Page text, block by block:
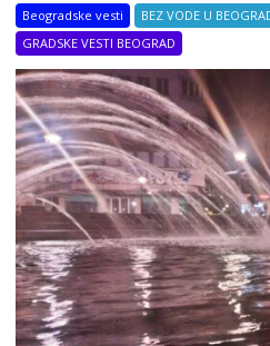
Beogradske vesti BEZ VODE U
GRADSKE VESTI BEOGRAD